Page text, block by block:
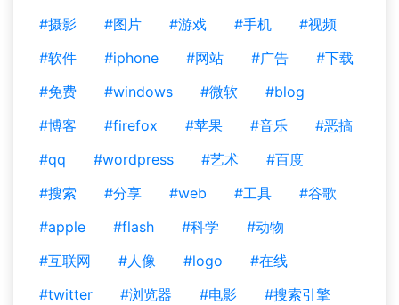
#摄影
#图片 #游戏 #手机
#视频
#软件
#iphone #网站 #广告
#下载
#免费
#windows #微软
#blog
#博客
#firefox #苹果 #音乐
#恶搞
#qq
#wordpress #艺术
#百度
#搜索
#分享 #web #工具
#谷歌
#apple
#flash #科学
#动物
#互联网
#人像 #logo
#在线
#twitter
#浏览器 #电影
#搜索引擎